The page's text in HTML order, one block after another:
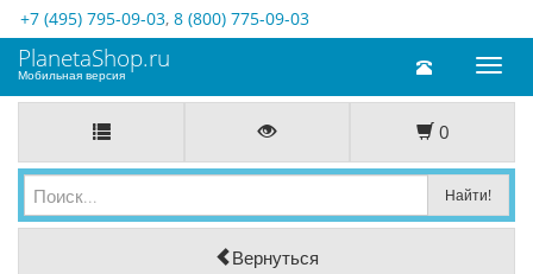
+7 (495) 795-09-03, 8 (800) 775-09-03
Toggle
PlanetaShop.ru
Мобильная версия
0
Вернуться